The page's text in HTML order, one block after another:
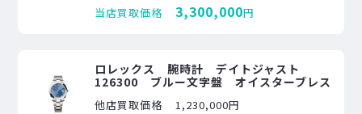
当店買取価格
3,300,000円
ロレックス 腕時計 デイトジャスト
126300 ブルー文字盤 オイスターブレス
他店買取価格
1,230,000円